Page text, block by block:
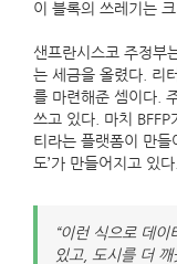
이 블록의 쓰레기는
샌프란시스코 주정부
는 세금을 올렸다. 리
를 마련해준 셈이다.
쓰고 있다. 마치
티라는 플랫폼이 만들
도’가 만들어지고 있다.
“이런 식으로 데
있고, 도시를 더